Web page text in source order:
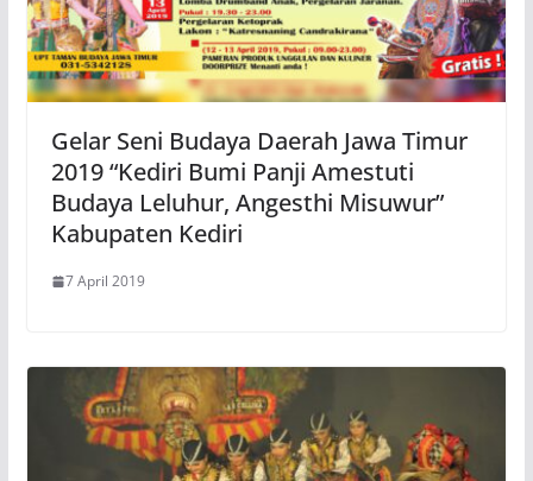
Gelar Seni Budaya Daerah Jawa Timur
2019 “Kediri Bumi Panji Amestuti
Budaya Leluhur, Angesthi Misuwur”
Kabupaten Kediri
7 April 2019